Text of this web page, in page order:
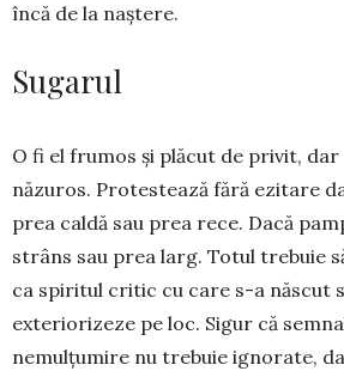
încă de la naștere.
Sugarul
O fi el frumos și plăcut de privit, dar
năzuros. Protestează fără ezitare
prea caldă sau prea rece. Dacă
strâns sau prea larg. Totul trebuie
ca spiritul critic cu care s-a născut
exteriorizeze pe loc. Sigur că
nemulțumire nu trebuie ignorate,